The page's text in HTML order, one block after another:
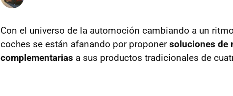
Con el universo de la automoción cambiando a un
coches se están afanando por proponersoluciones de
complementarias a sus productos tradicionales de